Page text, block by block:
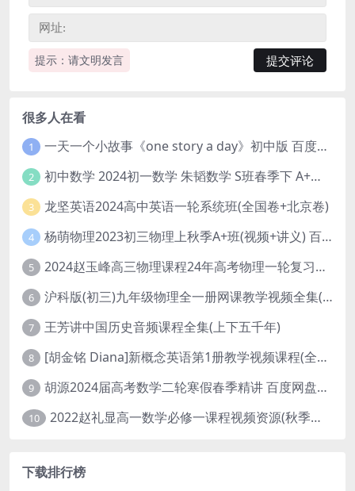
提示：请文明发言
很多人在看
1 一天一个小故事《one story a day》初中版 百度网盘分享下载
2 初中数学 2024初一数学 朱韬数学 S班春季下 A+班春季下 百度云网盘
3 龙坚英语2024高中英语一轮系统班(全国卷+北京卷)
4 杨萌物理2023初三物理上秋季A+班(视频+讲义) 百度网盘分享
5 2024赵玉峰高三物理课程24年高考物理一轮复习网课教程
6 沪科版(初三)九年级物理全一册网课教学视频全集(录播版 杜春雨 66讲)
7 王芳讲中国历史音频课程全集(上下五千年)
8 [胡金铭 Diana]新概念英语第1册教学视频课程(全集 百度网盘下载)
9 胡源2024届高考数学二轮寒假春季精讲 百度网盘分享
10 2022赵礼显高一数学必修一课程视频资源(秋季班 含讲义)百度网盘云
下载排行榜